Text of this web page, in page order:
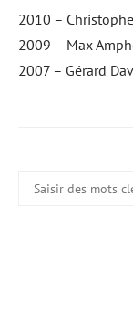
2010 –
2009 – Max
2007 – Gérard